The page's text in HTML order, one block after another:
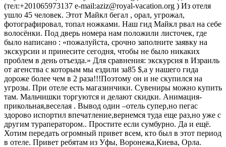
(тел:+201065973137 e-mail:aziz@royal-vacation.org ) Из отеля
ушло 45 человек. Этот Майкл бегал , орал, угрожал,
фотографировал, топал ножками. Наш гид Майкл рвал на себе
волосёнки. Под дверь номера нам положили листочек, где
было написано : «пожалуйста, срочно заполните заявку на
экскурсии и принесите сегодня, чтобы не было никаких
проблем в день отъезда.» Для сравнения: экскурсия в Израиль
от агенства с которым мы ездили за85 $,а у нашего гида
дороже более чем в 2 раза!!!Поэтому он и не скупился на
угрозы. При отеле есть магазинчики. Сувениры можно купить
там. Мальчишки торгуются и делают скидки. Анимация-
прикольная,веселая . Вывод один –отель супер,но пегас
здорово испортил впечатление,вернемся туда еще раз,но уже с
другим тураператором.. Простите если сумбурно. Да и ещё.
Хотим передать огромный привет всем, кто был в этот период
в отеле. Привет ребятам из Уфы, Воронежа,Киева, Орла.